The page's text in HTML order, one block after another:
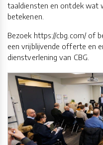
taaldiensten en ontdek wat
betekenen.
Bezoek https://cbg.com/ of
een vrijblijvende offerte en
dienstverlening van CBG.